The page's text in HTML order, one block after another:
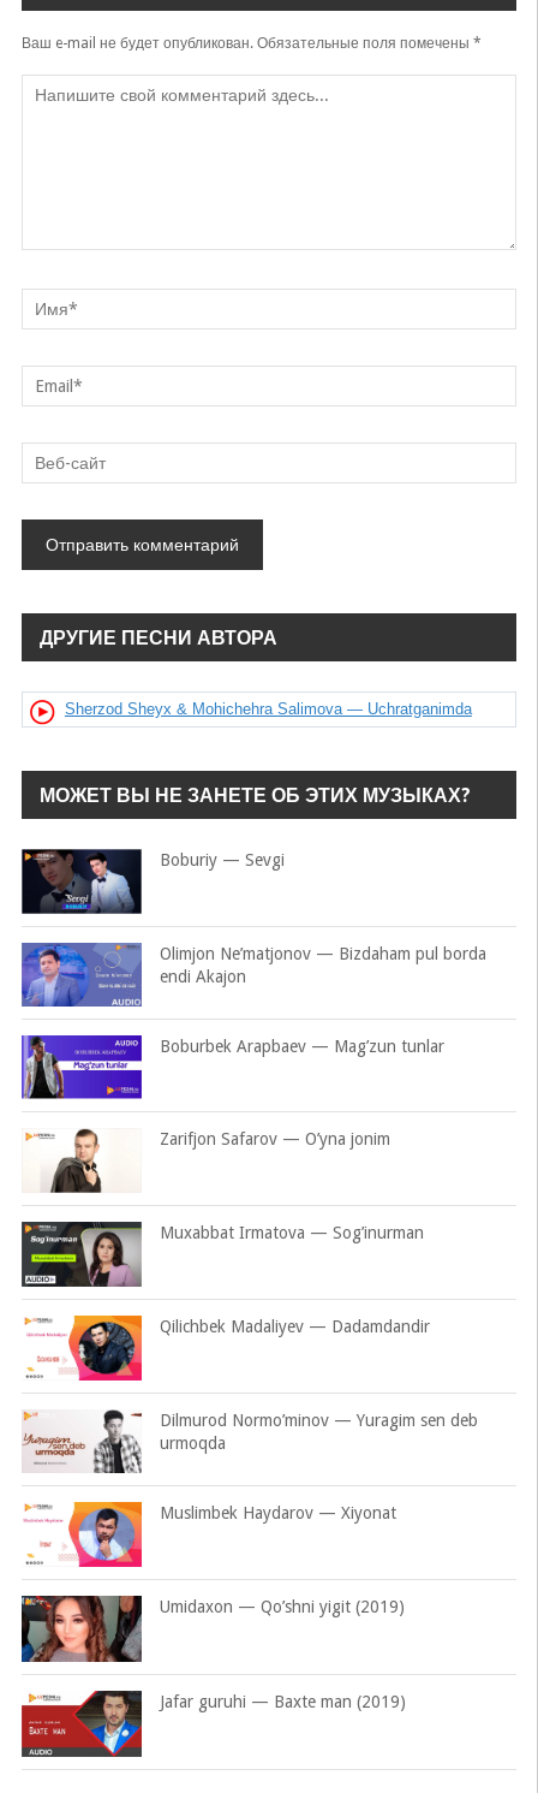
Ваш e-mail не будет опубликован.Обязательные поля помечены *
ДРУГИЕ ПЕСНИ АВТОРА
Sherzod Sheyx & Mohichehra Salimova — Uchratganimda
МОЖЕТ ВЫ НЕ ЗАНЕТЕ ОБ ЭТИХ МУЗЫКАХ?
Boburiy — Sevgi
Olimjon Ne’matjonov — Bizdaham pul borda
endi Akajon
Boburbek Arapbaev — Mag’zun tunlar
Zarifjon Safarov — O’yna jonim
Muxabbat Irmatova — Sog’inurman
Qilichbek Madaliyev — Dadamdandir
Dilmurod Normo’minov — Yuragim sen deb
urmoqda
Muslimbek Haydarov — Xiyonat
Umidaxon — Qo’shni yigit (2019)
Jafar guruhi — Baxte man (2019)